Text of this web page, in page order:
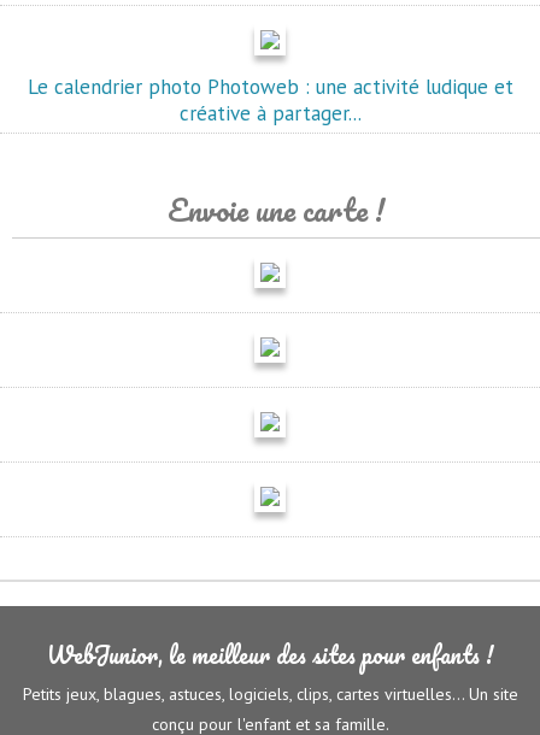
Le calendrier photo Photoweb : une activité ludique et
créative à partager...
Envoie une carte !
WebJunior, le meilleur des sites pour enfants !
Petits jeux, blagues, astuces, logiciels, clips, cartes virtuelles... Un site
conçu pour l'enfant et sa famille.